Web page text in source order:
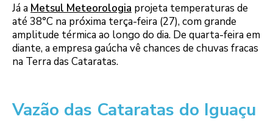
Já a Metsul Meteorologia projeta temperaturas de
até 38°C na próxima terça-feira (27), com grande
amplitude térmica ao longo do dia. De quarta-feira em
diante, a empresa gaúcha vê chances de chuvas fracas
na Terra das Cataratas.
Vazão das Cataratas do Iguaçu